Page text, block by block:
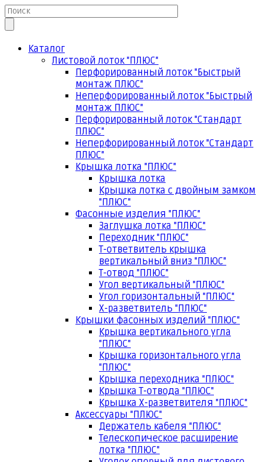
Каталог
Листовой лоток "ПЛЮС"
Перфорированный лоток "Быстрый
монтаж ПЛЮС"
Неперфорированный лоток "Быстрый
монтаж ПЛЮС"
Перфорированный лоток "Стандарт
ПЛЮС"
Неперфорированный лоток "Стандарт
ПЛЮС"
Крышка лотка "ПЛЮС"
Крышка лотка
Крышка лотка с двойным замком
"ПЛЮС"
Фасонные изделия "ПЛЮС"
Заглушка лотка "ПЛЮС"
Переходник "ПЛЮС"
Т-ответвитель крышка
вертикальный вниз "ПЛЮС"
Т-отвод "ПЛЮС"
Угол вертикальный "ПЛЮС"
Угол горизонтальный "ПЛЮС"
Х-разветвитель "ПЛЮС"
Крышки фасонных изделий "ПЛЮС"
Крышка вертикального угла
"ПЛЮС"
Крышка горизонтального угла
"ПЛЮС"
Крышка переходника "ПЛЮС"
Крышка Т-отвода "ПЛЮС"
Крышка Х-разветвителя "ПЛЮС"
Аксессуары "ПЛЮС"
Держатель кабеля "ПЛЮС"
Телескопическое расширение
лотка "ПЛЮС"